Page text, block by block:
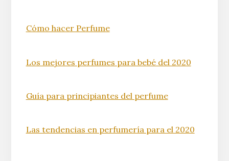
Cómo hacer Perfume
Los mejores perfumes para bebé del 2020
Guía para principiantes del perfume
Las tendencias en perfumería para el 2020